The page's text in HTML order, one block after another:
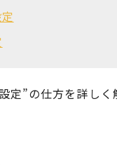
定”の仕方を詳しく